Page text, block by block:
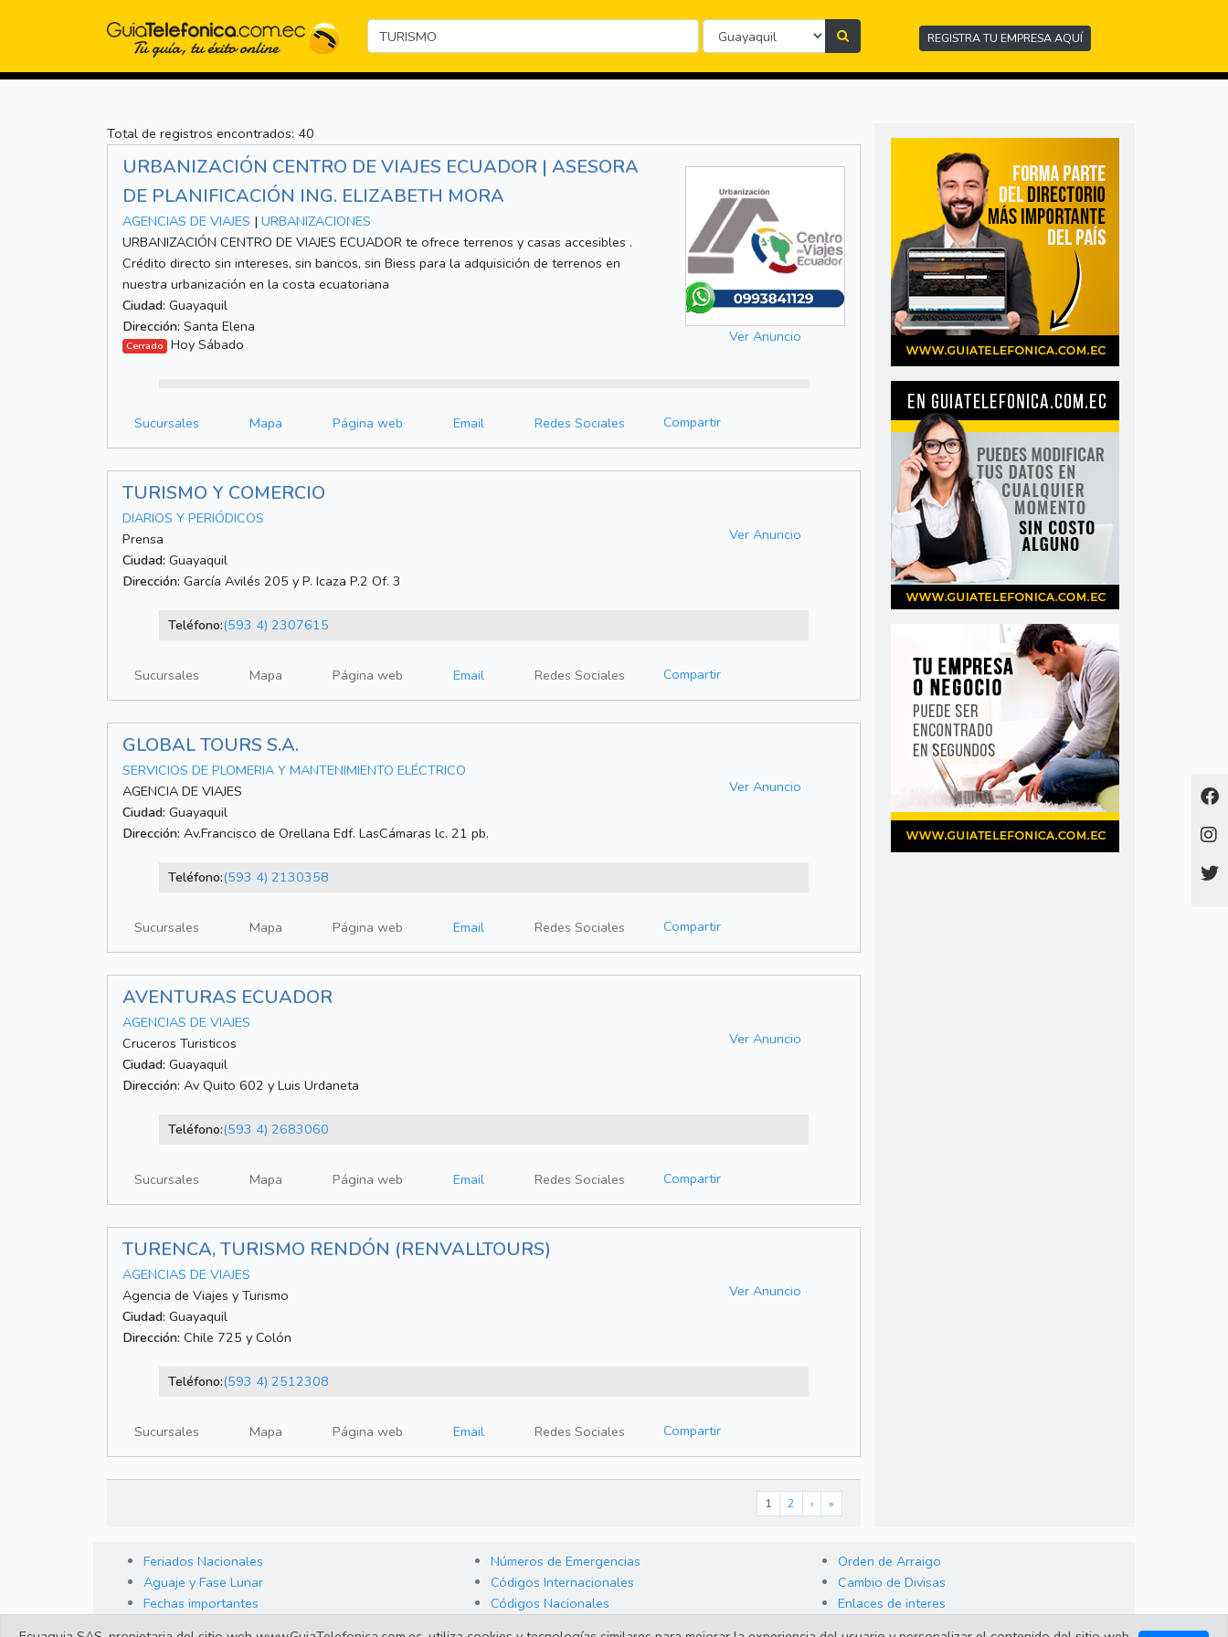
REGISTRA TU EMPRESA AQUÍ
Total de registros encontrados: 40
URBANIZACIÓN CENTRO DE VIAJES ECUADOR | ASESORA
DE PLANIFICACIÓN ING. ELIZABETH MORA
AGENCIAS DE VIAJES | URBANIZACIONES
URBANIZACIÓN CENTRO DE VIAJES ECUADOR te ofrece terrenos y casas accesibles .
Crédito directo sin intereses, sin bancos, sin Biess para la adquisición de terrenos en
nuestra urbanización en la costa ecuatoriana
Ciudad: Guayaquil
Dirección: Santa Elena
Cerrado Hoy Sábado Ver Anuncio
Sucursales Mapa Página web Email Redes Sociales Compartir
TURISMO Y COMERCIO
DIARIOS Y PERIÓDICOS
Prensa
Ciudad: Guayaquil
Dirección: García Avilés 205 y P. Icaza P.2 Of. 3
Ver Anuncio
Teléfono:(593 4) 2307615
Sucursales Mapa Página web Email Redes Sociales Compartir
GLOBAL TOURS S.A.
SERVICIOS DE PLOMERIA Y MANTENIMIENTO ELÉCTRICO
AGENCIA DE VIAJES
Ciudad: Guayaquil
Dirección: Av.Francisco de Orellana Edf. LasCámaras lc. 21 pb.
Ver Anuncio
Teléfono:(593 4) 2130358
Sucursales Mapa Página web Email Redes Sociales Compartir
AVENTURAS ECUADOR
AGENCIAS DE VIAJES
Cruceros Turisticos
Ciudad: Guayaquil
Dirección: Av Quito 602 y Luis Urdaneta
Ver Anuncio
Teléfono:(593 4) 2683060
Sucursales Mapa Página web Email Redes Sociales Compartir
TURENCA, TURISMO RENDÓN (RENVALLTOURS)
AGENCIAS DE VIAJES
Agencia de Viajes y Turismo
Ciudad: Guayaquil
Dirección: Chile 725 y Colón
Ver Anuncio
Teléfono:(593 4) 2512308
Sucursales Mapa Página web Email Redes Sociales Compartir
1 2 › »
Feriados Nacionales
Aguaje y Fase Lunar
Fechas importantes
Números de Emergencias
Códigos Internacionales
Códigos Nacionales
Orden de Arraigo
Cambio de Divisas
Enlaces de interes